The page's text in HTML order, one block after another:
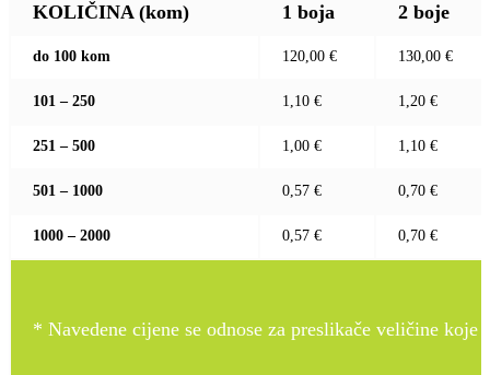
KOLIČINA (kom) 1 boja 2 boje
do 100 kom 120,00 € 130,00 €
101 – 250 1,10 € 1,20 €
251 – 500 1,00 € 1,10 €
501 – 1000 0,57 € 0,70 €
1000 – 2000 0,57 € 0,70 €
* Navedene cijene se odnose za preslikače veličine